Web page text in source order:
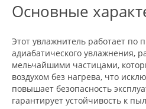
Основные
Этот увлажнитель работает по
адиабатического увлажнения,
мельчайшими частицами,
воздухом без нагрева, что
повышает безопасность
гарантирует устойчивость к